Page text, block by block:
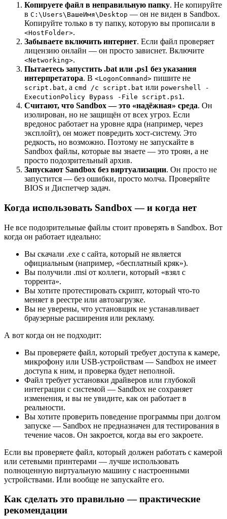
Копируете файл в неправильную папку. Не копируйте
в C:\Users\ВашеИмя\Desktop — он не виден в Sandbox.
Копируйте только в ту папку, которую вы прописали в
<HostFolder>.
Забываете включить интернет. Если файл проверяет
лицензию онлайн — он просто зависнет. Включите
<Networking>.
Пытаетесь запустить .bat или .ps1 без указания
интерпретатора. В <LogonCommand> пишите не
script.bat, а cmd /c script.bat или powershell -
ExecutionPolicy Bypass -File script.ps1.
Считают, что Sandbox — это «надёжная» среда. Он
изолирован, но не защищён от всех угроз. Если
вредонос работает на уровне ядра (например, через
эксплойт), он может повредить хост-систему. Это
редкость, но возможно. Поэтому не запускайте в
Sandbox файлы, которые вы знаете — это троян, а не
просто подозрительный архив.
Запускают Sandbox без виртуализации. Он просто не
запустится — без ошибки, просто молча. Проверяйте
BIOS и Диспетчер задач.
Когда использовать Sandbox — и когда нет
Не все подозрительные файлы стоит проверять в Sandbox. Вот
когда он работает идеально:
Вы скачали .exe с сайта, который не является
официальным (например, «бесплатный кряк»).
Вы получили .msi от коллеги, который «взял с
торрента».
Вы хотите протестировать скрипт, который что-то
меняет в реестре или автозагрузке.
Вы не уверены, что установщик не устанавливает
браузерные расширения или рекламу.
А вот когда он не подходит:
Вы проверяете файл, который требует доступа к камере,
микрофону или USB-устройствам — Sandbox не имеет
доступа к ним, и проверка будет неполной.
Файл требует установки драйверов или глубокой
интеграции с системой — Sandbox не сохраняет
изменения, и вы не увидите, как он работает в
реальности.
Вы хотите проверить поведение программы при долгом
запуске — Sandbox не предназначен для тестирования в
течение часов. Он закроется, когда вы его закроете.
Если вы проверяете файл, который должен работать с камерой
или сетевыми принтерами — лучше использовать
полноценную виртуальную машину с настроенными
устройствами. Или вообще не запускайте его.
Как сделать это правильно — практические
рекомендации